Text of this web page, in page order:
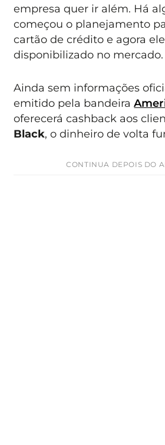
empresa quer ir além. Há
começou o planejamento
cartão de crédito e agora
disponibilizado no mercado.
Ainda sem informações
emitido pela bandeira
oferecerá cashback aos
Black, o dinheiro de volta
CONTINUA DEPOIS DO